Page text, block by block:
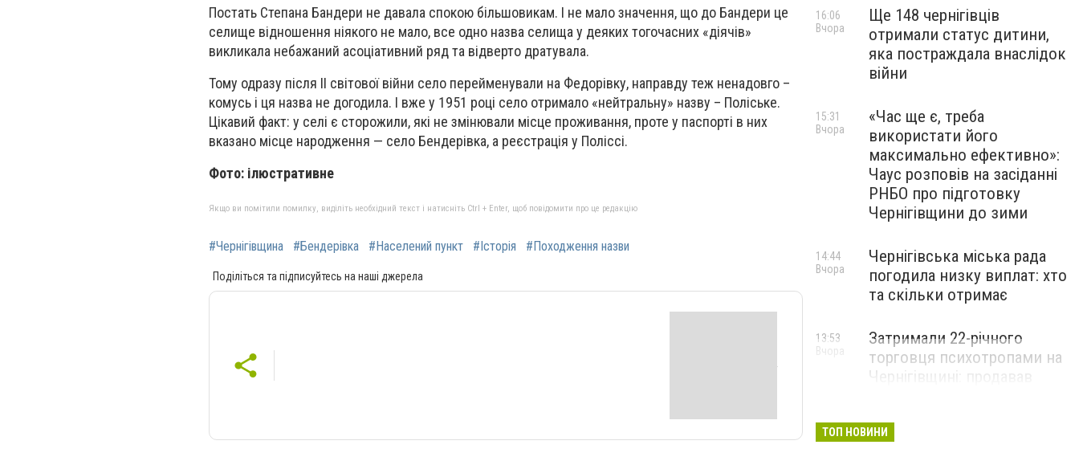
Постать Степана Бандери не давала спокою більшовикам. І не мало значення, що до Бандери це
селище відношення ніякого не мало, все одно назва селища у деяких тогочасних «діячів»
викликала небажаний асоціативний ряд та відверто дратувала.
Тому одразу після II світової війни село перейменували на Федорівку, направду теж ненадовго –
комусь і ця назва не догодила. І вже у 1951 році село отримало «нейтральну» назву – Поліське.
Цікавий факт: у селі є сторожили, які не змінювали місце проживання, проте у паспорті в них
вказано місце народження — село Бендерівка, а реєстрація у Поліссі.
Фото: ілюстративне
Якщо ви помітили помилку, виділіть необхідний текст і натисніть Ctrl + Enter, щоб повідомити про це редакцію
#Чернігівщина #Бендерівка #Населений пункт #Історія #Походження назви
Поділіться та підписуйтесь на наші джерела
Ще 148 чернігівців
отримали статус дитини,
яка постраждала внаслідок
війни
16:06
Вчора
«Час ще є, треба
використати його
максимально ефективно»:
Чаус розповів на засіданні
РНБО про підготовку
Чернігівщини до зими
15:31
Вчора
Чернігівська міська рада
погодила низку виплат: хто
та скільки отримає
14:44
Вчора
Затримали 22-річного
торговця психотропами на
Чернігівщині: продавав
13:53
Вчора
ТОП НОВИНИ